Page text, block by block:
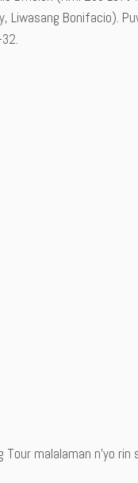
Liwasang Bonifacio).
Tour malalaman n’yo